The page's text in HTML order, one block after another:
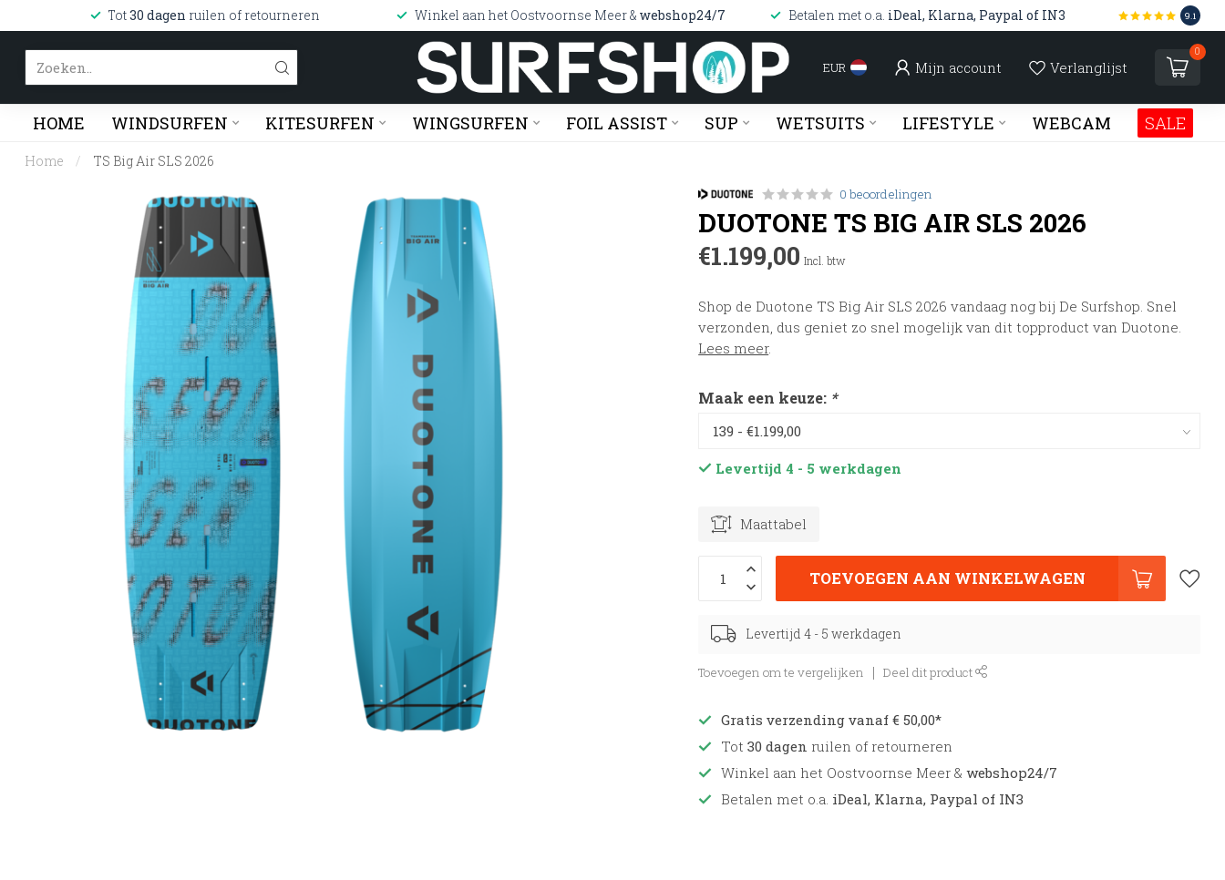
Tot30 dagen ruilen of retourneren Winkel aan het Oostvoornse Meer & webshop24/7 Betalen met o.a. iDeal, Klarna, Paypal of IN3 9.1
EUR Mijn account Verlanglijst
0
HOME WINDSURFEN KITESURFEN WINGSURFEN FOIL ASSIST SUP WETSUITS LIFESTYLE WEBCAM SALE
Home / TS Big Air SLS 2026
0 beoordelingen
DUOTONE TS BIG AIR SLS 2026
€1.199,00 Incl. btw
Shop de Duotone TS Big Air SLS 2026 vandaag nog bij De Surfshop. Snel
verzonden, dus geniet zo snel mogelijk van dit topproduct van Duotone.
Lees meer.
Maak een keuze: *
Levertijd 4 - 5 werkdagen
Maattabel
TOEVOEGEN AAN WINKELWAGEN
Levertijd 4 - 5 werkdagen
Toevoegen om te vergelijken Deel dit product
Gratis verzending vanaf € 50,00*
Tot30 dagen ruilen of retourneren
Winkel aan het Oostvoornse Meer &webshop24/7
Betalen met o.a. iDeal, Klarna, Paypal of IN3